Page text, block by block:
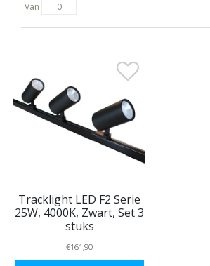
Van
Tracklight LED F2 Serie
25W, 4000K, Zwart, Set 3
stuks
€161,90